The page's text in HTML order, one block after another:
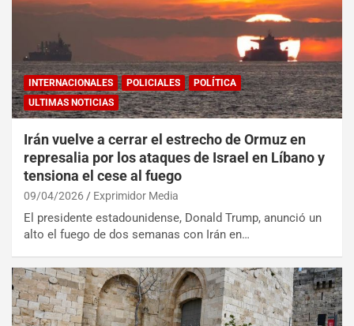
INTERNACIONALES POLICIALES
POLÍTICA
ULTIMAS NOTICIAS
Irán vuelve a cerrar el estrecho de Ormuz en
represalia por los ataques de Israel en Líbano y
tensiona el cese al fuego
09/04/2026 Exprimidor Media
El presidente estadounidense, Donald Trump, anunció un
alto el fuego de dos semanas con Irán en…